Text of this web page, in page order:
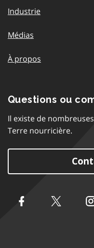
Industrie
Médias
À propos
Questions ou
Il existe de
Terre nourricière.